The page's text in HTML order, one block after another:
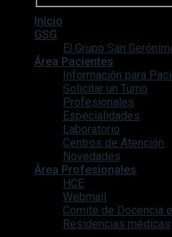
Inicio
GSG
El Grupo San
Área Pacientes
Información para
Solicitar un Turno
Profesionales
Especialidades
Laboratorio
Centros de Atención
Novedades
Área Profesionales
HCE
Webmail
Comité de Docencia
Residencias médicas